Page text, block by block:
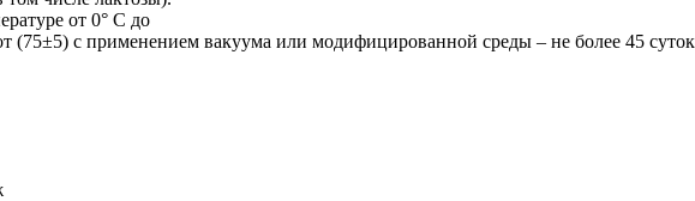
от 0° С до
(75±5) с применением вакуума или модифицированной среды – не более 45